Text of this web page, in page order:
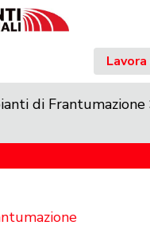
di Frantumazione